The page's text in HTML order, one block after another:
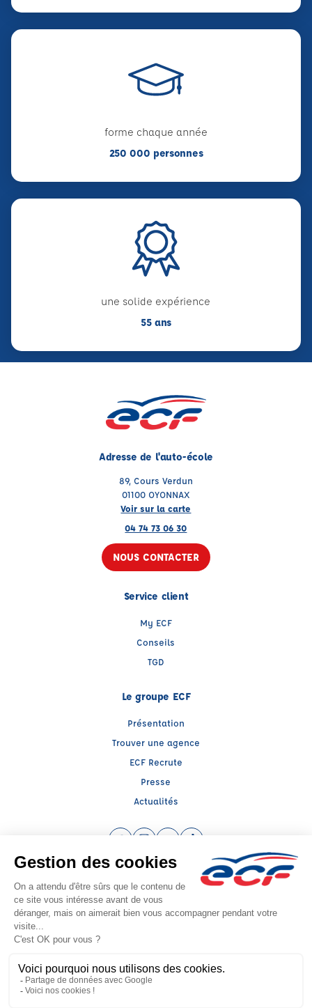
forme chaque année
250 000 personnes
une solide expérience
55 ans
Adresse de l'auto-école
89, Cours Verdun
01100 OYONNAX
Voir sur la carte
04 74 73 06 30
NOUS CONTACTER
Service client
My ECF
Conseils
TGD
Le groupe ECF
Présentation
Trouver une agence
ECF Recrute
Presse
Actualités
Facebook (nouvelle fenêtre)
Instagram (nouvelle fenêtre)
YouTube (nouvelle fenêtre)
TikTok (nouvelle fenêtre)
Raison sociale : AUTO ECOLE BARNI - Capital social: 10000€
SIREN: 789403292 - Numéro de TVA intracommunautaire: FR 90 789403292
Agrément n°E1200104790
Siège social : 89, Cours Verdun , OYONNAX (01100) - Représentant légal :